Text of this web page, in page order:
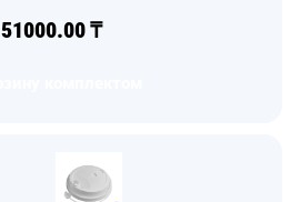
51000.00₸